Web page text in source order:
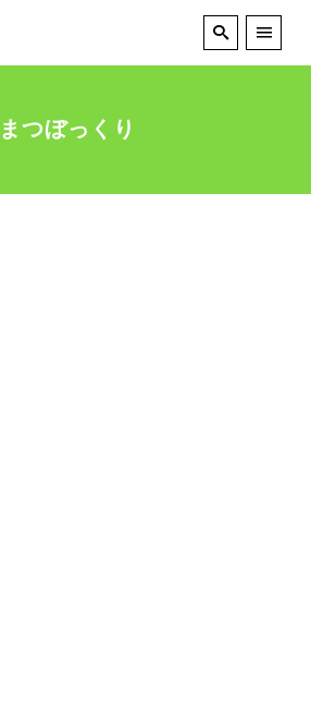
まつぼっくり